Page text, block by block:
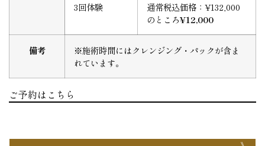
3回体験
通常税込価格：¥132,000
のところ¥12,000
備考
※施術時間にはクレンジング・パックが含ま
れています。
ご予約はこちら